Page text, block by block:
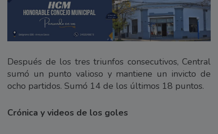
Después de los tres triunfos consecutivos, Central
sumó un punto valioso y mantiene un invicto de
ocho partidos. Sumó 14 de los últimos 18 puntos.
Crónica y videos de los goles